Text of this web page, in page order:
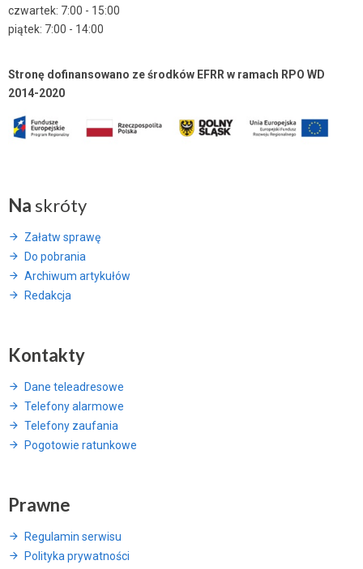
czwartek: 7:00 - 15:00
piątek: 7:00 - 14:00
Stronę dofinansowano ze środków EFRR w ramach RPO WD
2014-2020
Na skróty
Załatw sprawę
Do pobrania
Archiwum artykułów
Redakcja
Kontakty
Dane teleadresowe
Telefony alarmowe
Telefony zaufania
Pogotowie ratunkowe
Prawne
Regulamin serwisu
Polityka prywatności